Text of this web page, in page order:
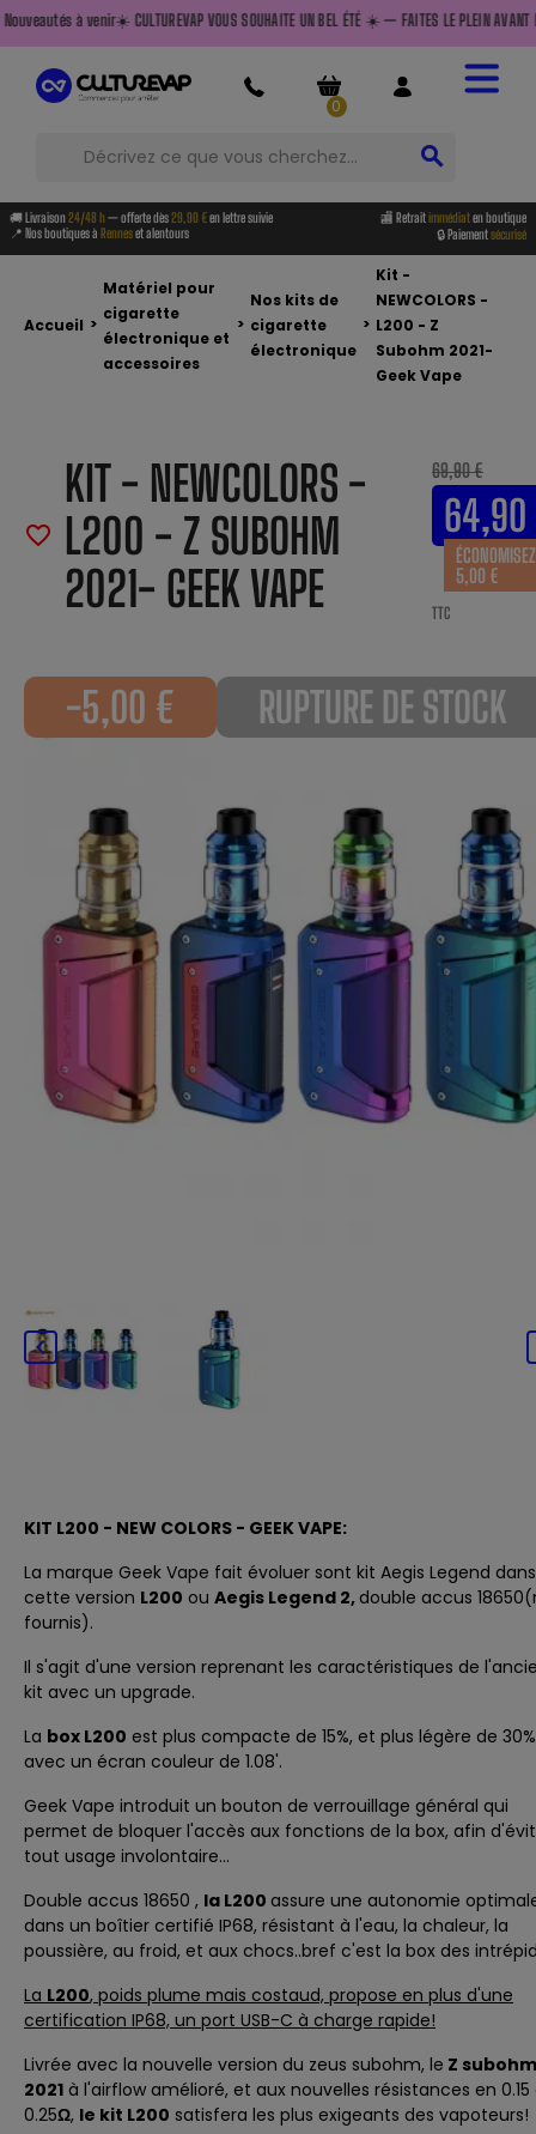
VOUS SOUHAITE UN BEL ÉTÉ ☀️ — FAITES LE PLEIN AVANT DE PARTIR —
0
search
🚚 Livraison24/48 h — offerte dès29,90 €en lettre suivie 🏬 Retraitimmédiaten boutique
📍 Nos boutiques à Renneset alentours 🔒 Paiementsécurisé
Accueil >
Matériel pour
cigarette
électronique et
accessoires
>
Nos kits de
cigarette
électronique
>
Kit -
NEWCOLORS -
L200 - Z
Subohm 2021-
Geek Vape
-5,00 € RUPTURE DE STOCK

favorite_border
KIT - NEWCOLORS -
L200 - Z SUBOHM
2021- GEEK VAPE
69,90 €
ÉCONOMISEZ
5,00 €
TTC
KIT L200 - NEW COLORS - GEEK VAPE:
La marque Geek Vape fait évoluer sont kit Aegis Legend dans
cette version L200 ou Aegis Legend 2,double accus 18650
fournis).
Il s'agit d'une version reprenant les caractéristiques de
kit avec un upgrade.
La box L200 est plus compacte de 15%, et plus légère de
avec un écran couleur de 1.08'.
Geek Vape introduit un bouton de verrouillage général qui
permet de bloquer l'accès aux fonctions de la box, afin
tout usage involontaire...
Double accus 18650 , la L200 assure une autonomie
dans un boîtier certifié IP68, résistant à l'eau, la chaleur, la
poussière, au froid, et aux chocs..bref c'est la box des
La L200, poids plume mais costaud, propose en plus d'une
certification IP68, un port USB-C à charge rapide!
Livrée avec la nouvelle version du zeus subohm, le Z subohm
2021 à l'airflow amélioré, et aux nouvelles résistances en
0.25Ω, le kit L200 satisfera les plus exigeants des vapoteurs!